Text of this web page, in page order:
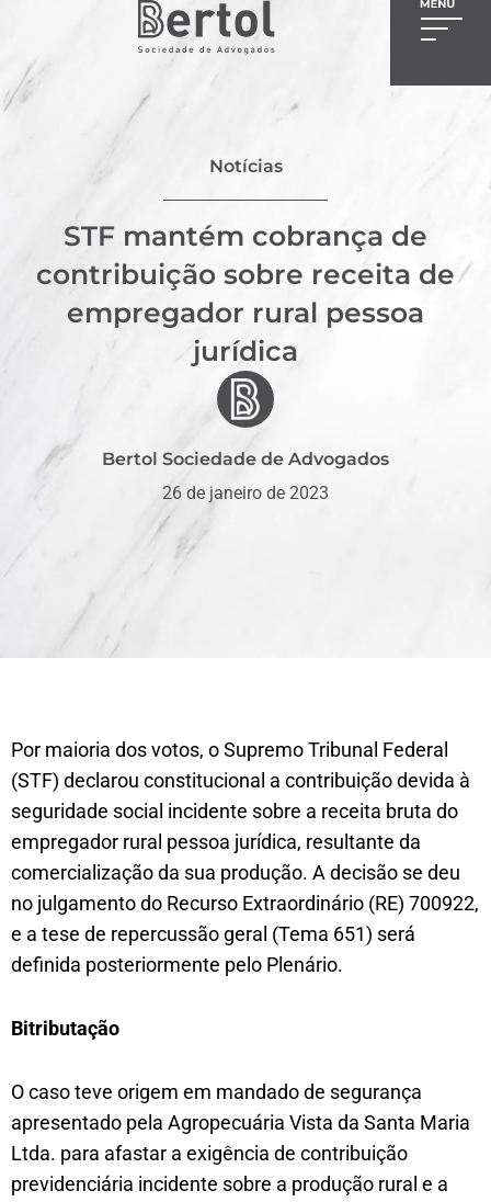
Notícias
STF mantém cobrança de
contribuição sobre receita de
empregador rural pessoa
jurídica
Bertol Sociedade de Advogados
26 de janeiro de 2023
Por maioria dos votos, o Supremo Tribunal Federal
(STF) declarou constitucional a contribuição devida à
seguridade social incidente sobre a receita bruta do
empregador rural pessoa jurídica, resultante da
comercialização da sua produção. A decisão se deu
no julgamento do Recurso Extraordinário (RE) 700922,
e a tese de repercussão geral (Tema 651) será
definida posteriormente pelo Plenário.
Bitributação
O caso teve origem em mandado de segurança
apresentado pela Agropecuária Vista da Santa Maria
Ltda. para afastar a exigência de contribuição
previdenciária incidente sobre a produção rural e a